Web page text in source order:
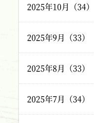
2025年10月（34）
2025年9月（33）
2025年8月（33）
2025年7月（34）